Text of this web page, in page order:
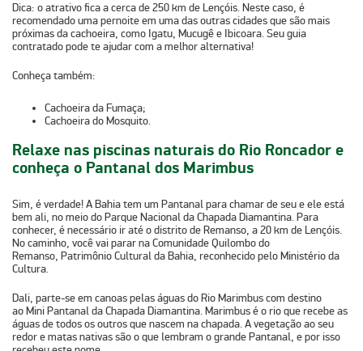
Dica: o atrativo fica a cerca de 250 km de Lençóis. Neste caso, é
recomendado uma pernoite em uma das outras cidades que são mais
próximas da cachoeira, como Igatu, Mucugê e Ibicoara.Seu guia
contratado pode te ajudar com a melhor alternativa!
Conheça também:
Cachoeira da Fumaça;
Cachoeira do Mosquito.
Relaxe nas piscinas naturais do Rio Roncador e
conheça o Pantanal dos Marimbus
Sim, é verdade! A Bahia tem um Pantanal para chamar de seu e ele está
bem ali, no meio do Parque Nacional da Chapada Diamantina. Para
conhecer, é necessário ir até o distrito de Remanso, a 20 km de Lençóis.
No caminho, você vai parar naComunidade Quilombo do
Remanso, Patrimônio Cultural da Bahia, reconhecido peloMinistério da
Cultura.
Dali, parte-se em canoas pelas águas do Rio Marimbus com destino
aoMini Pantanal da Chapada Diamantina. Marimbus é o rio que recebe as
águas de todos os outros que nascem na chapada. A vegetação ao seu
redor e matas nativas são o que lembram o grande Pantanal, e por isso